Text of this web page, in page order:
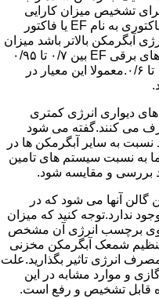
تشخیص میزان کارایی
آبگرمکن هنگام خرید آبگرمکن باید به فاکتوری به نام EF یا فاکتور
آبگرمکن بالاتر باشد میزان
کارایی آبگرمکن بیشتر است.آبگرمکن های برقی EF بین ۰/۷ تا ۰/۹۵
دارند و آبگرمکن های گازی EF بین ۰/۵ تا ۰/۶.معمولا این معیار در
دیواری انرژی کمتری
می کنند.گفته می شود
دیواری بین 8 تا 50 درصد نسبت به سایر آبگرمکن ها در
به نسبت سیستم های تامین
بررسی و مقایسه شود.
آنها می شود که در
ندارد.توجه کنید که میزان
برچسب انرژی آن مشخص
شمعک آبگرمکن مخزنی
انرژی تاثیر بگذارید.علت
و موارد مشابه در این
قابل تشخیص و رفع است.